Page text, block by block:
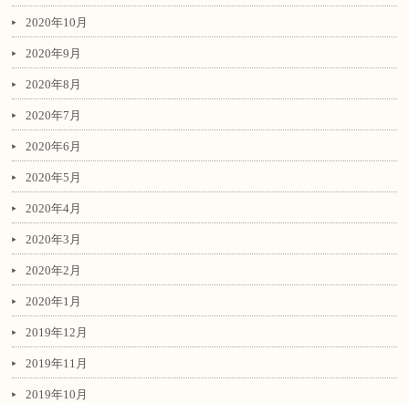
2020年10月
2020年9月
2020年8月
2020年7月
2020年6月
2020年5月
2020年4月
2020年3月
2020年2月
2020年1月
2019年12月
2019年11月
2019年10月